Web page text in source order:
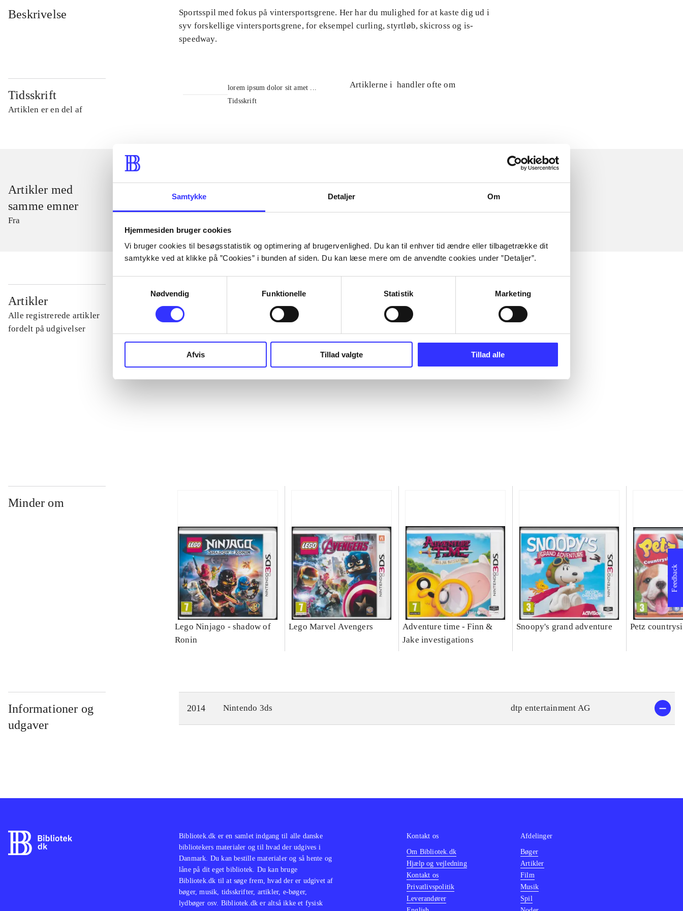
Samtykke Detaljer Om
Hjemmesiden bruger cookies
Vi bruger cookies til besøgsstatistik og optimering af brugervenlighed. Du kan til enhver tid ændre eller tilbagetrække dit
samtykke ved at klikke på ”Cookies” i bunden af siden. Du kan læse mere om de anvendte cookies under ”Detaljer”.
Nødvendig
Funktionelle Statistik Marketing
Afvis Tillad valgte Tillad alle
Beskrivelse
Sportsspil med fokus på vintersportsgrene. Her har du mulighed for at kaste dig ud i
syv forskellige vintersportsgrene, for eksempel curling, styrtløb, skicross og is-
speedway.
Tidsskrift
Artiklen er en del af
lorem ipsum dolor sit amet ...
Tidsskrift
Artiklerne i handler ofte om
Artikler med
samme emner
Fra
Artikler
Alle registrerede artikler
fordelt på udgivelser
...
Minder om
Lego Ninjago - shadow of
Ronin
Lego Marvel Avengers
Adventure time - Finn &
Jake investigations
Snoopy's grand adventure Petz
Informationer og
udgaver
2014 Nintendo 3ds dtp entertainment AG
Feedback
Bibliotek.dk er en samlet indgang til alle danske
bibliotekers materialer og til hvad der udgives i
Danmark. Du kan bestille materialer og så hente og
låne på dit eget bibliotek. Du kan bruge
Bibliotek.dk til at søge frem, hvad der er udgivet af
bøger, musik, tidsskrifter, artikler, e-bøger,
lydbøger osv. Bibliotek.dk er altså ikke et fysisk
Kontakt os
Om Bibliotek.dk
Hjælp og vejledning
Kontakt os
Privatlivspolitik
Leverandører
Afdelinger
Bøger
Artikler
Film
Musik
Spil